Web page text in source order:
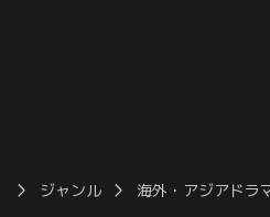
ジャンル 海外・アジアドラ